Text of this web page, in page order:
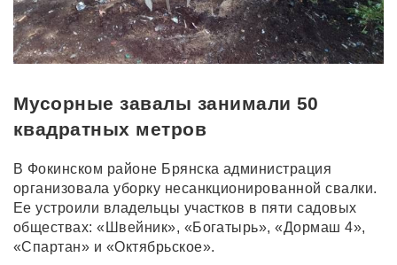
Мусорные завалы занимали 50
квадратных метров
В Фокинском районе Брянска администрация
организовала уборку несанкционированной свалки.
Ее устроили владельцы участков в пяти садовых
обществах: «Швейник», «Богатырь», «Дормаш 4»,
«Спартан» и «Октябрьское».